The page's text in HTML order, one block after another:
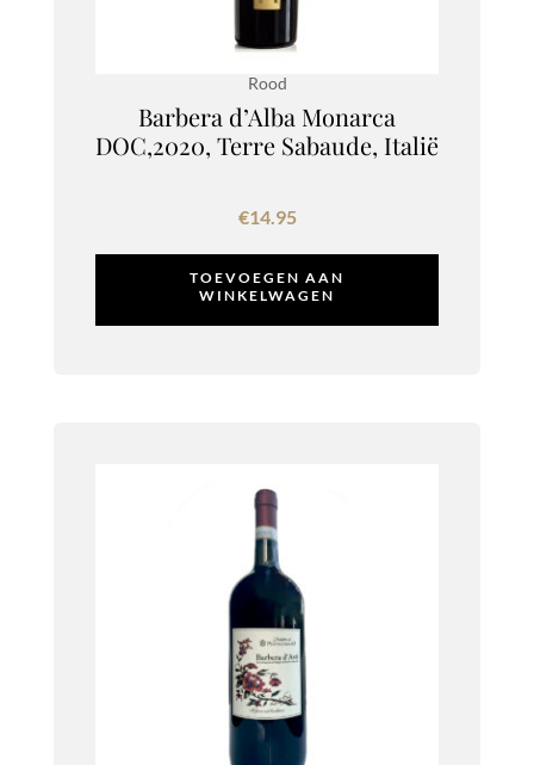
Rood
Barbera d’Alba Monarca
DOC,2020, Terre Sabaude, Italië
€14.95
TOEVOEGEN AAN
WINKELWAGEN